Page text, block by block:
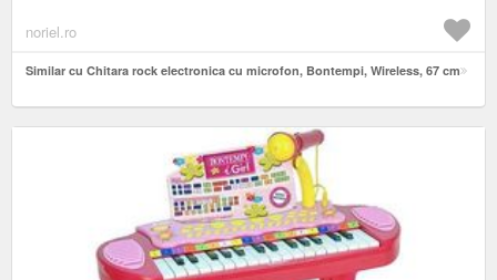
noriel.ro
Similar cu Chitara rock electronica cu microfon, Bontempi, Wireless, 67 cm